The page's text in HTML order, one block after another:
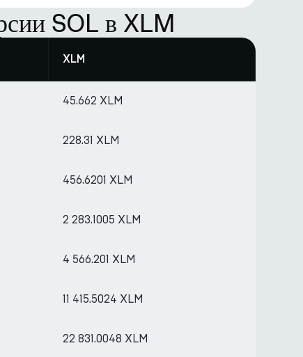
SOL в XLM
XLM
45.662 XLM
228.31 XLM
456.6201 XLM
2 283.1005 XLM
4 566.201 XLM
11 415.5024 XLM
22 831.0048 XLM